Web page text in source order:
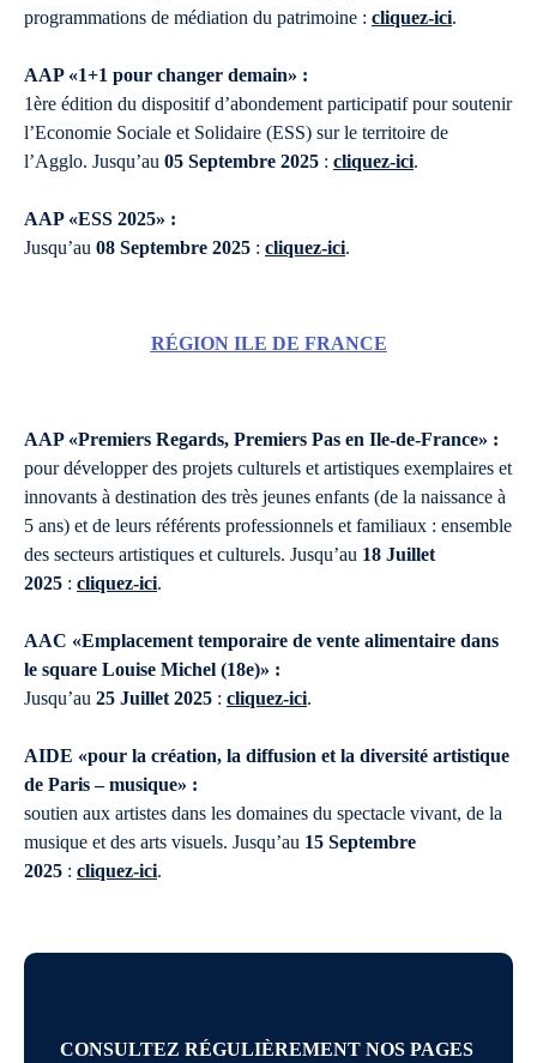
programmations de médiation du patrimoine : cliquez-ici.
AAP «1+1 pour changer demain» :
1ère édition du dispositif d’abondement participatif pour soutenir
l’Economie Sociale et Solidaire (ESS) sur le territoire de
l’Agglo. Jusqu’au 05 Septembre 2025 : cliquez-ici.
AAP «ESS 2025» :
Jusqu’au 08 Septembre 2025 : cliquez-ici.
RÉGION ILE DE FRANCE
AAP «Premiers Regards, Premiers Pas en Ile-de-France» :
pour développer des projets culturels et artistiques exemplaires et
innovants à destination des très jeunes enfants (de la naissance à
5 ans) et de leurs référents professionnels et familiaux : ensemble
des secteurs artistiques et culturels. Jusqu’au 18 Juillet
2025 : cliquez-ici.
AAC «Emplacement temporaire de vente alimentaire dans
le square Louise Michel (18e)» :
Jusqu’au 25 Juillet 2025 : cliquez-ici.
AIDE «pour la création, la diffusion et la diversité artistique
de Paris – musique» :
soutien aux artistes dans les domaines du spectacle vivant, de la
musique et des arts visuels. Jusqu’au 15 Septembre
2025 : cliquez-ici.
CONSULTEZ RÉGULIÈREMENT NOS PAGES